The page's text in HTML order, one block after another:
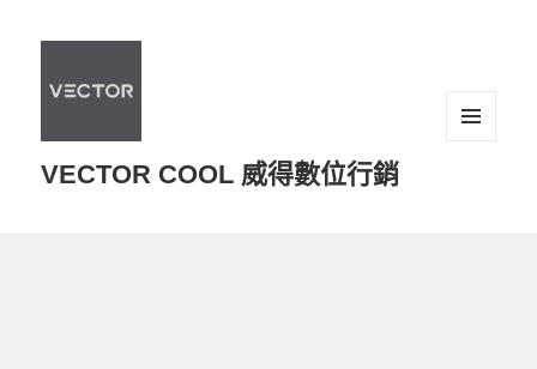
VECTOR COOL 威得數位行銷